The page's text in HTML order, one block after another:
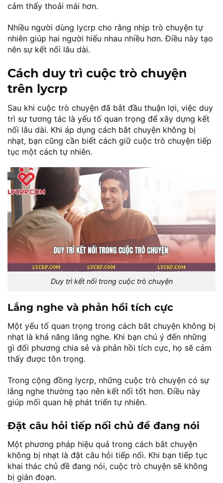
cảm thấy thoải mái hơn.
Nhiều người dùng lycrp cho rằng nhịp trò chuyện tự
nhiên giúp hai người hiểu nhau nhiều hơn. Điều này tạo
nên sự kết nối lâu dài.
Cách duy trì cuộc trò chuyện
trên lycrp
Sau khi cuộc trò chuyện đã bắt đầu thuận lợi, việc duy
trì sự tương tác là yếu tố quan trọng để xây dựng kết
nối lâu dài. Khi áp dụng cách bắt chuyện không bị
nhạt, bạn cũng cần biết cách giữ cuộc trò chuyện tiếp
tục một cách tự nhiên.
Duy trì kết nối trong cuộc trò chuyện
Lắng nghe và phản hồi tích cực
Một yếu tố quan trọng trong cách bắt chuyện không bị
nhạt là khả năng lắng nghe. Khi bạn chú ý đến những
gì đối phương chia sẻ và phản hồi tích cực, họ sẽ cảm
thấy được tôn trọng.
Trong cộng đồng lycrp, những cuộc trò chuyện có sự
lắng nghe thường tạo nên kết nối tốt hơn. Điều này
giúp mối quan hệ phát triển tự nhiên.
Đặt câu hỏi tiếp nối chủ đề đang nói
Một phương pháp hiệu quả trong cách bắt chuyện
không bị nhạt là đặt câu hỏi tiếp nối. Khi bạn tiếp tục
khai thác chủ đề đang nói, cuộc trò chuyện sẽ không
bị gián đoạn.